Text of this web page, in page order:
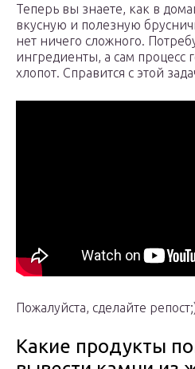
Теперь вы знаете, как в
вкусную и полезную
нет ничего сложного.
ингредиенты, а сам процесс
хлопот. Справится с этой
Пожалуйста, сделайте
Какие продукты